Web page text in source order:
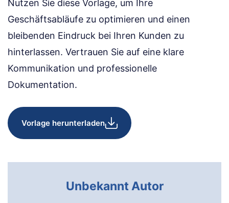
Nutzen Sie diese Vorlage, um Ihre
Geschäftsabläufe zu optimieren und einen
bleibenden Eindruck bei Ihren Kunden zu
hinterlassen. Vertrauen Sie auf eine klare
Kommunikation und professionelle
Dokumentation.
Vorlage herunterladen
Unbekannt Autor